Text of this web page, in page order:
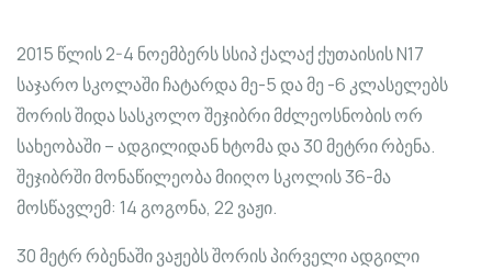
2015 წლის 2-4 ნოემბერს სსიპ ქალაქ ქუთაისის N17
საჯარო სკოლაში ჩატარდა მე-5 და მე -6 კლასელებს
შორის შიდა სასკოლო შეჯიბრი მძლეოსნობის ორ
სახეობაში – ადგილიდან ხტომა და 30 მეტრი რბენა.
შეჯიბრში მონაწილეობა მიიღო სკოლის 36-მა
მოსწავლემ: 14 გოგონა, 22 ვაჟი.
30 მეტრ რბენაში ვაჟებს შორის პირველი ადგილი